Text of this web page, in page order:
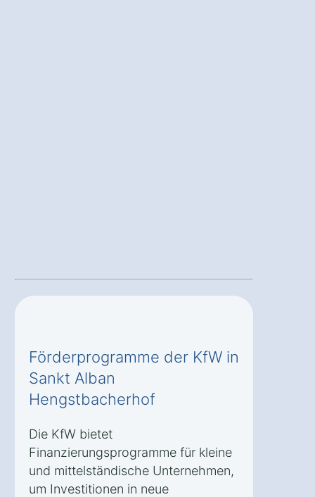
Förderprogramme der KfW in
Sankt Alban
Hengstbacherhof
Die KfW bietet
Finanzierungsprogramme für kleine
und mittelständische Unternehmen,
um Investitionen in neue